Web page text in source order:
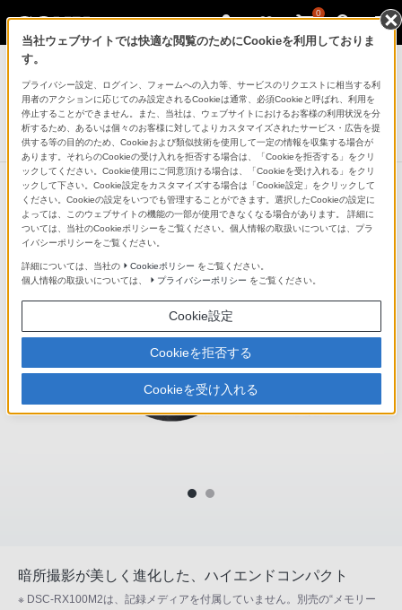
0
デジタルスチルカメラ Cyber-shot
デジタルスチルカメラ
RX100II(DSC-RX100M2)
DISCONTINUED 生産完了
暗所撮影が美しく進化した、ハイエンドコンパクト
※ DSC-RX100M2は、記録メディアを付属していません。別売の“メモリー
当社ウェブサイトでは快適な閲覧のためにCookieを利用しておりま
す。
プライバシー設定、ログイン、フォームへの入力等、サービスのリクエストに相当する利
用者のアクションに応じてのみ設定されるCookieは通常、必須Cookieと呼ばれ、利用を
停止することができません。また、当社は、ウェブサイトにおけるお客様の利用状況を分
析するため、あるいは個々のお客様に対してよりカスタマイズされたサービス・広告を提
供する等の目的のため、Cookieおよび類似技術を使用して一定の情報を収集する場合が
あります。それらのCookieの受け入れを拒否する場合は、「Cookieを拒否する」をクリ
ックしてください。Cookie使用にご同意頂ける場合は、「Cookieを受け入れる」をクリ
ックして下さい。Cookie設定をカスタマイズする場合は「Cookie設定」をクリックして
ください。Cookieの設定をいつでも管理することができます。選択したCookieの設定に
よっては、このウェブサイトの機能の一部が使用できなくなる場合があります。 詳細に
ついては、当社のCookieポリシーをご覧ください。個人情報の取扱いについては、プラ
イバシーポリシーをご覧ください。
詳細については、当社の Cookieポリシー をご覧ください。
個人情報の取扱いについては、
プライバシーポリシー をご覧ください。
Cookie設定
Cookieを拒否する
Cookieを受け入れる